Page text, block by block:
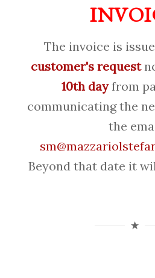
The invoice is
customer's request
10th dayfrom
communicating the
the
Beyond that date it